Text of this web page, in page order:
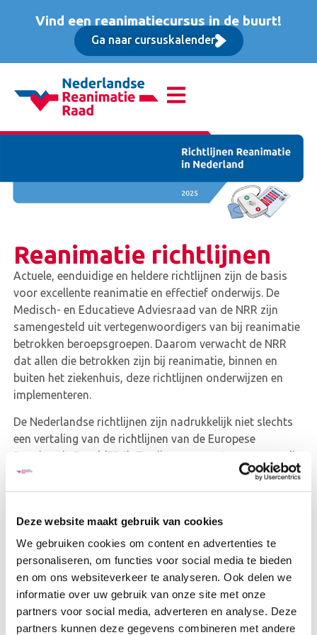
Deze website maakt gebruik van cookies
We gebruiken cookies om content en advertenties te
personaliseren, om functies voor social media te bieden
en om ons websiteverkeer te analyseren. Ook delen we
informatie over uw gebruik van onze site met onze
partners voor social media, adverteren en analyse. Deze
partners kunnen deze gegevens combineren met andere
Vind een reanimatiecursus in de buurt!
Ga naar cursuskalender
Reanimatie richtlijnen
Actuele, eenduidige en heldere richtlijnen zijn de basis
voor excellente reanimatie en effectief onderwijs. De
Medisch- en Educatieve Adviesraad van de NRR zijn
samengesteld uit vertegenwoordigers van bij reanimatie
betrokken beroepsgroepen. Daarom verwacht de NRR
dat allen die betrokken zijn bij reanimatie, binnen en
buiten het ziekenhuis, deze richtlijnen onderwijzen en
implementeren.
De Nederlandse richtlijnen zijn nadrukkelijk niet slechts
een vertaling van de richtlijnen van de Europese
Reanimatie Raad (ERC). Ze zijn aangepast en waar nodig
herschreven, om zo goed mogelijk aan te sluiten bij de
Nederlandse situatie en bij bestaande protocollen van
de al bestaande notities van de NRR.
We spreken dan ook over auteurs van de Nederlandse
reanimatie richtlijnen en niet over vertalers. De ERC
maakt de richtlijnen nadrukkelijk voor alle deelnemende
Europese landen, met voldoende bandbreedte voor
nationale adaptatie. Waar de ERC op sommige punten